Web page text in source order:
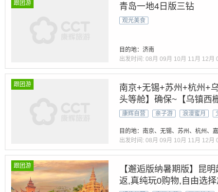
跟团游 青岛一地4日版三钻
观光美食
目的地：济南
出发时间: 08月 09月 10月 11月 12月
跟团游
南京+无锡+苏州+杭州+
头等舱】确保~【乌镇西
园+寒山寺】5A双水乡【
康辉自营 亲子游 浪漫蜜月
目的地：南京、无锡、苏州、杭州、
出发时间: 08月 09月 10月 11月 12月
跟团游
【邂逅版纳暑期版】昆
返,真纯玩0购物,自由选